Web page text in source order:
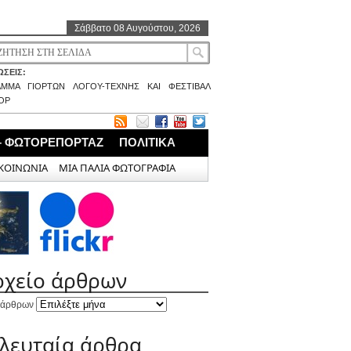
Σάββατο 08 Αυγούστου, 2026
ΓΙΟΡΤΩΝ ΛΟΓΟΥ-ΤΕΧΝΗΣ ΚΑΙ ΦΕΣΤΙΒΑΛ
ΦΩΤΟΡΕΠΟΡΤΑΖ ΠΟΛΙΤΙΚΑ
ΜΙΑ ΠΑΛΙΑ ΦΩΤΟΓΡΑΦΙΑ
άρθρων
άρθρων
άρθρα